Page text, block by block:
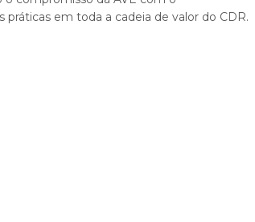
em toda a cadeia de valor do CDR.